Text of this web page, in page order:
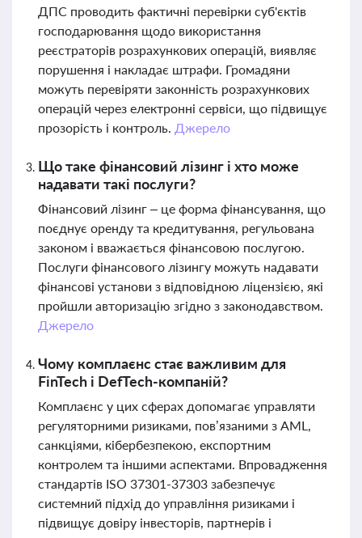
ДПС проводить фактичні перевірки суб'єктів
господарювання щодо використання
реєстраторів розрахункових операцій, виявляє
порушення і накладає штрафи. Громадяни
можуть перевіряти законність розрахункових
операцій через електронні сервіси, що підвищує
прозорість і контроль. Джерело
Що таке фінансовий лізинг і хто може
надавати такі послуги?
Фінансовий лізинг – це форма фінансування, що
поєднує оренду та кредитування, регульована
законом і вважається фінансовою послугою.
Послуги фінансового лізингу можуть надавати
фінансові установи з відповідною ліцензією, які
пройшли авторизацію згідно з законодавством.
Джерело
Чому комплаєнс стає важливим для
FinTech і DefTech-компаній?
Комплаєнс у цих сферах допомагає управляти
регуляторними ризиками, пов’язаними з AML,
санкціями, кібербезпекою, експортним
контролем та іншими аспектами. Впровадження
стандартів ISO 37301-37303 забезпечує
системний підхід до управління ризиками і
підвищує довіру інвесторів, партнерів і